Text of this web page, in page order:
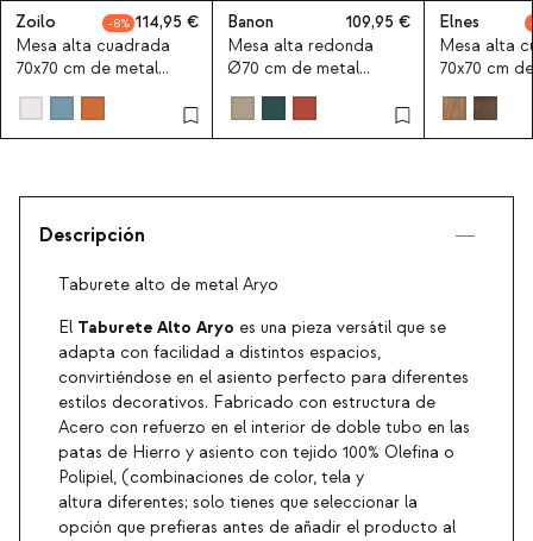
Zoilo 8
114,95
Mesa alta cuadrada
70x70 cm de metal
Zoilo
Banon
109,95
Mesa alta redonda
Ø70 cm de metal
Banon
Elnes
Mesa alta
70x70 cm
de
Descripción
Taburete alto de metal Aryo
El Taburete Alto Aryo es una pieza versátil que se
adapta con facilidad a distintos espacios,
convirtiéndose en el asiento perfecto para diferentes
estilos decorativos. Fabricado con estructura de
Acero con refuerzo en el interior de doble tubo en las
patas de Hierro y asiento con tejido 100% Olefina o
Polipiel, (combinaciones de color, tela y
altura diferentes; solo tienes que seleccionar la
opción que prefieras antes de añadir el producto al